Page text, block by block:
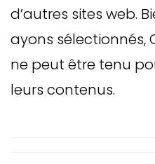
d’autres sites web.
ayons sélectionnés,
ne peut être tenu
leurs contenus.